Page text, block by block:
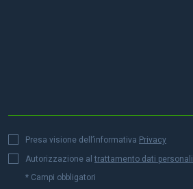
Presa visione dell’informativa Privacy
Autorizzazione altrattamento dati personali
* Campi obbligatori